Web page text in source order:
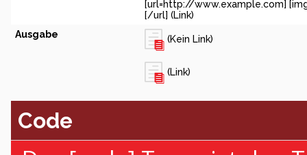
[url=http://www.example.com]
[/url] (Link)
Ausgabe
(Kein Link)
(Link)
Code